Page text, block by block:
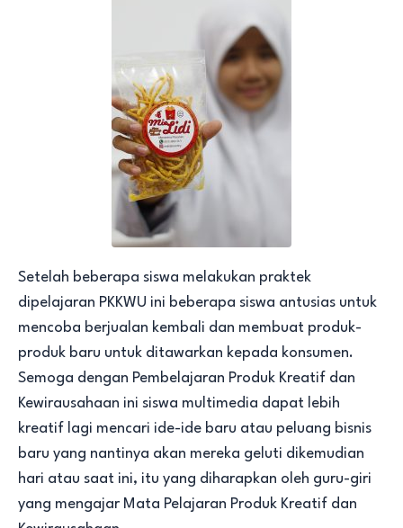
Setelah beberapa siswa melakukan praktek
dipelajaran PKKWU ini beberapa siswa antusias untuk
mencoba berjualan kembali dan membuat produk-
produk baru untuk ditawarkan kepada konsumen.
Semoga dengan Pembelajaran Produk Kreatif dan
Kewirausahaan ini siswa multimedia dapat lebih
kreatif lagi mencari ide-ide baru atau peluang bisnis
baru yang nantinya akan mereka geluti dikemudian
hari atau saat ini, itu yang diharapkan oleh guru-giri
yang mengajar Mata Pelajaran Produk Kreatif dan